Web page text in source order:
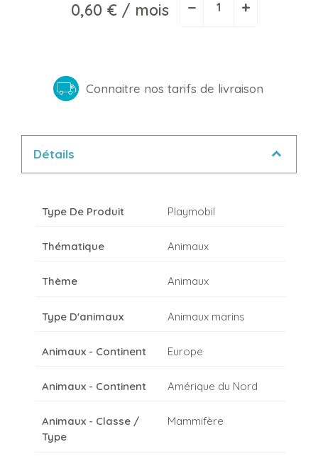
0,60 € / mois − +
Connaitre nos tarifs de livraison
Détails
Type De Produit Playmobil
Thématique Animaux
Thème Animaux
Type D'animaux Animaux marins
Animaux - Continent Europe
Animaux - Continent Amérique du Nord
Animaux - Classe /
Type
Mammifère